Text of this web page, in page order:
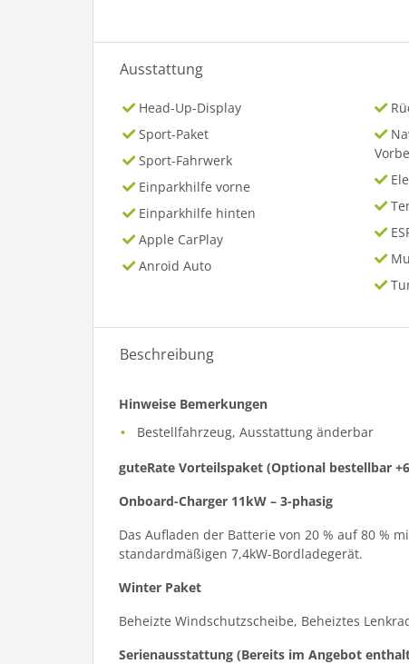
Ausstattung
Head-Up-Display
Sport-Paket
Sport-Fahrwerk
Einparkhilfe vorne
Einparkhilfe hinten
Apple CarPlay
Anroid Auto
Beschreibung
Hinweise Bemerkungen
Bestellfahrzeug, Ausstattung änderbar
guteRate Vorteilspaket (Optional bestellbar
Onboard-Charger 11kW – 3-phasig
Das Aufladen der Batterie von 20 % auf 80 %
standardmäßigen 7,4kW-Bordladegerät.
Winter Paket
Beheizte Windschutzscheibe, Beheiztes
Serienausstattung (Bereits im Angebot